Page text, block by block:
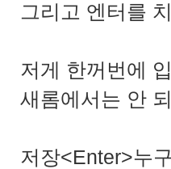
그리고 엔터를
저게 한꺼번에
새롬에서는 안
저장<Enter>누